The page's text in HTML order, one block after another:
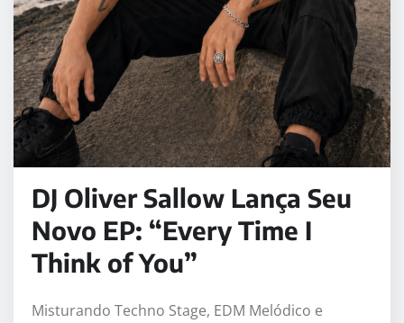
DJ Oliver Sallow Lança Seu
Novo EP: “Every Time I
Think of You”
Misturando Techno Stage, EDM Melódico e